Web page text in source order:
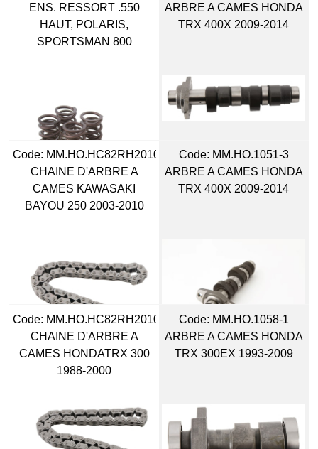
ENS. RESSORT .550
HAUT, POLARIS,
SPORTSMAN 800
ARBRE A CAMES HONDA
TRX 400X 2009-2014
Code: MM.HO.HC82RH2010106
CHAINE D'ARBRE A
CAMES KAWASAKI
BAYOU 250 2003-2010
Code: MM.HO.1051-3
ARBRE A CAMES HONDA
TRX 400X 2009-2014
Code: MM.HO.HC82RH2010110
CHAINE D'ARBRE A
CAMES HONDATRX 300
1988-2000
Code: MM.HO.1058-1
ARBRE A CAMES HONDA
TRX 300EX 1993-2009